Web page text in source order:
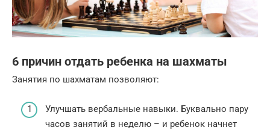
6 причин отдать ребенка на шахматы
Занятия по шахматам позволяют:
Улучшать вербальные навыки. Буквально пару
часов занятий в неделю – и ребенок начнет